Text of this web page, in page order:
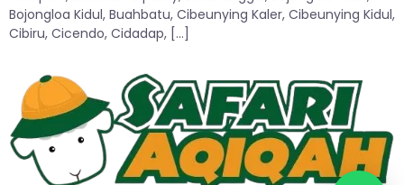
Bojongloa Kidul, Buahbatu, Cibeunying Kaler, Cibeunying Kidul,
Cibiru, Cicendo, Cidadap, […]